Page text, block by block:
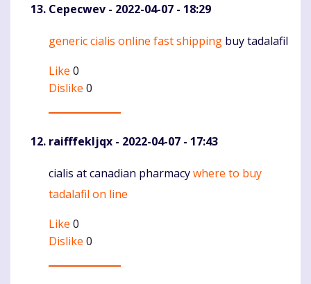
Cepecwev - 2022-04-07 - 18:29
Komentaras
generic cialis online fast shipping buy tadalafil
Like 0
Dislike 0
raifffekljqx - 2022-04-07 - 17:43
Komentaras
cialis at canadian pharmacywhere to buy
tadalafil on line
Like 0
Dislike 0